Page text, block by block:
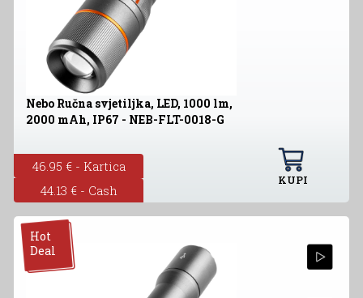
Nebo Ručna svjetiljka, LED, 1000 lm,
2000 mAh, IP67 - NEB-FLT-0018-G
46.95 € - Kartica
44.13 € - Cash
KUPI
Hot
Deal